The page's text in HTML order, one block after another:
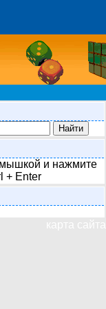
и нажмите
+ Enter